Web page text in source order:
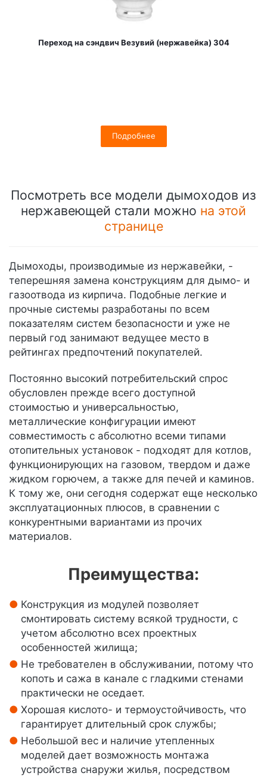
Переход на сэндвич Везувий (нержавейка) 304
Подробнее
Посмотреть все модели дымоходов из
нержавеющей стали можно на этой
странице
Дымоходы, производимые из нержавейки, -
теперешняя замена конструкциям для дымо- и
газоотвода из кирпича. Подобные легкие и
прочные системы разработаны по всем
показателям систем безопасности и уже не
первый год занимают ведущее место в
рейтингах предпочтений покупателей.
Постоянно высокий потребительский спрос
обусловлен прежде всего доступной
стоимостью и универсальностью,
металлические конфигурации имеют
совместимость с абсолютно всеми типами
отопительных установок - подходят для котлов,
функционирующих на газовом, твердом и даже
жидком горючем, а также для печей и каминов.
К тому же, они сегодня содержат еще несколько
эксплуатационных плюсов, в сравнении с
конкурентными вариантами из прочих
материалов.
Преимущества:
Конструкция из модулей позволяет
смонтировать систему всякой трудности, с
учетом абсолютно всех проектных
особенностей жилища;
Не требователен в обслуживании, потому что
копоть и сажа в канале с гладкими стенами
практически не оседает.
Хорошая кислото- и термоустойчивость, что
гарантирует длительный срок службы;
Небольшой вес и наличие утепленных
моделей дает возможность монтажа
устройства снаружи жилья, посредством